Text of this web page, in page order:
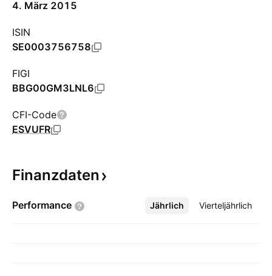
4. März 2015
ISIN
SE0003756758
FIGI
BBG00GM3LNL6
CFI-Code
ESVUFR
Finanzdaten
Performance Jährlich Vierteljährlich
Mehr